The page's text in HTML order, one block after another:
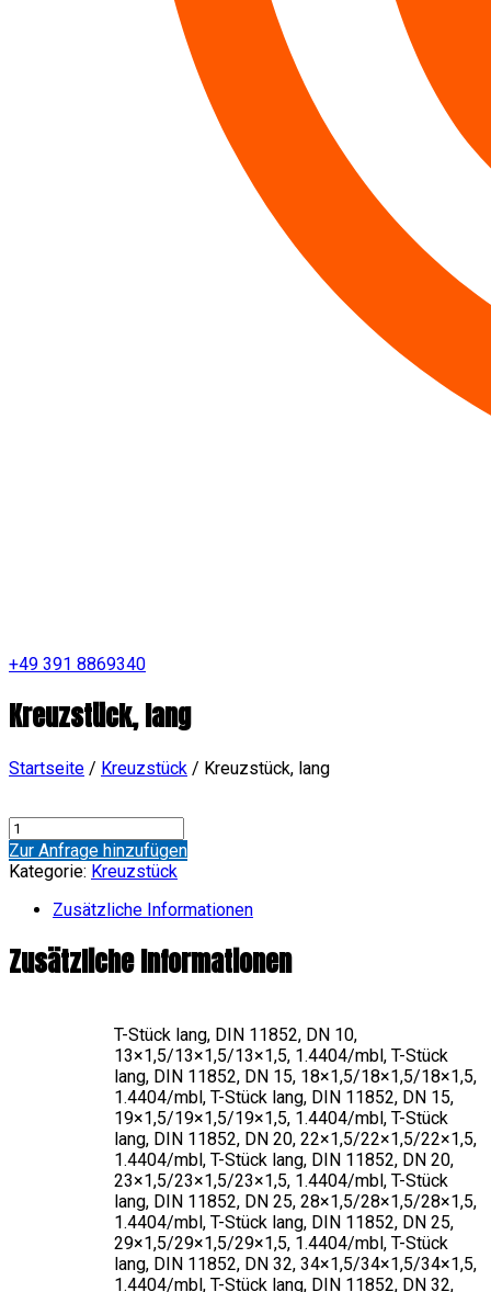
+49 391 8869340
Kreuzstück, lang
Startseite / Kreuzstück / Kreuzstück, lang
Kreuzstück,
lang
Menge
Zur Anfrage hinzufügen
Kategorie: Kreuzstück
Zusätzliche Informationen
Zusätzliche Informationen
T-Stück lang, DIN 11852, DN 10,
13×1,5/13×1,5/13×1,5, 1.4404/mbl, T-Stück
lang, DIN 11852, DN 15, 18×1,5/18×1,5/18×1,5,
1.4404/mbl, T-Stück lang, DIN 11852, DN 15,
19×1,5/19×1,5/19×1,5, 1.4404/mbl, T-Stück
lang, DIN 11852, DN 20, 22×1,5/22×1,5/22×1,5,
1.4404/mbl, T-Stück lang, DIN 11852, DN 20,
23×1,5/23×1,5/23×1,5, 1.4404/mbl, T-Stück
lang, DIN 11852, DN 25, 28×1,5/28×1,5/28×1,5,
1.4404/mbl, T-Stück lang, DIN 11852, DN 25,
29×1,5/29×1,5/29×1,5, 1.4404/mbl, T-Stück
lang, DIN 11852, DN 32, 34×1,5/34×1,5/34×1,5,
1.4404/mbl, T-Stück lang, DIN 11852, DN 32,